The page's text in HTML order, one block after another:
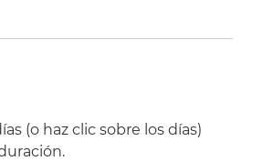
(o haz clic sobre los días)